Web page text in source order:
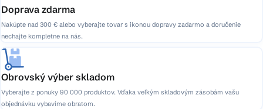
Doprava zdarma
Nakúpte nad 300 € alebo vyberajte tovar s ikonou dopravy zadarmo a doručenie
nechajte kompletne na nás.
Obrovský výber skladom
Vyberajte z ponuky 90 000 produktov. Vďaka veľkým skladovým zásobám vašu
objednávku vybavíme obratom.